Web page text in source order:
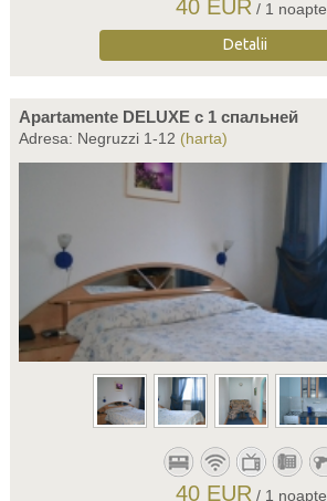
40 EUR / 1 noapte
Detalii
Apartamente DELUXE c 1 спальней
Adresa: Negruzzi 1-12 (harta)
40 EUR / 1 noapte